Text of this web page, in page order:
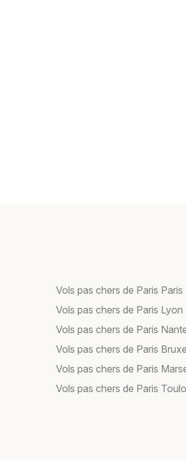
Vols pas chers de Paris Paris
Vols pas chers de Paris Lyon
Vols pas chers de Paris
Vols pas chers de Paris
Vols pas chers de Paris
Vols pas chers de Paris